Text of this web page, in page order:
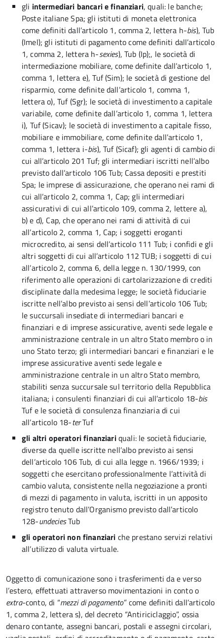
gli intermediari bancari e finanziari, quali: le banche;
Poste italiane Spa; gli istituti di moneta elettronica
come definiti dall’articolo 1, comma 2, lettera h-bis), Tub
(Imel); gli istituti di pagamento come definiti dall’articolo
1, comma 2, lettera h-sexies), Tub (Ip);, le società di
intermediazione mobiliare, come definite dall’articolo 1,
comma 1, lettera e), Tuf (Sim); le società di gestione del
risparmio, come definite dall’articolo 1, comma 1,
lettera o), Tuf (Sgr); le società di investimento a capitale
variabile, come definite dall’articolo 1, comma 1, lettera
i), Tuf (Sicav); le società di investimento a capitale fisso,
mobiliare e immobiliare, come definite dall’articolo 1,
comma 1, lettera i-bis), Tuf (Sicaf); gli agenti di cambio di
cui all’articolo 201 Tuf; gli intermediari iscritti nell’albo
previsto dall’articolo 106 Tub; Cassa depositi e prestiti
Spa; le imprese di assicurazione, che operano nei rami di
cui all’articolo 2, comma 1, Cap; gli intermediari
assicurativi di cui all’articolo 109, comma 2, lettere a),
b) e d), Cap, che operano nei rami di attività di cui
all’articolo 2, comma 1, Cap; i soggetti eroganti
microcredito, ai sensi dell’articolo 111 Tub; i confidi e gli
altri soggetti di cui all’articolo 112 TUB; i soggetti di cui
all’articolo 2, comma 6, della legge n. 130/1999, con
riferimento alle operazioni di cartolarizzazione di crediti
disciplinate dalla medesima legge; le società fiduciarie
iscritte nell’albo previsto ai sensi dell’articolo 106 Tub;
le succursali insediate di intermediari bancari e
finanziari e di imprese assicurative, aventi sede legale e
amministrazione centrale in un altro Stato membro o in
uno Stato terzo; gli intermediari bancari e finanziari e le
imprese assicurative aventi sede legale e
amministrazione centrale in un altro Stato membro,
stabiliti senza succursale sul territorio della Repubblica
italiana; i consulenti finanziari di cui all’articolo 18-bis
Tuf e le società di consulenza finanziaria di cui
all’articolo 18-terTuf
gli altri operatori finanziariquali: le società fiduciarie,
diverse da quelle iscritte nell’albo previsto ai sensi
dell’articolo 106 Tub, di cui alla legge n. 1966/1939; i
soggetti che esercitano professionalmente l’attività di
cambio valuta, consistente nella negoziazione a pronti
di mezzi di pagamento in valuta, iscritti in un apposito
registro tenuto dall’Organismo previsto dall’articolo
128-undeciesTub
gli operatori non finanziari che prestano servizi relativi
all’utilizzo di valuta virtuale.
Oggetto di comunicazione sono i trasferimenti da e verso
l’estero, effettuati attraverso movimentazioni in conto o
extra-conto, di “mezzi di pagamento” come definiti dall’articolo
1, comma 2, lettera s), del decreto “Antiriciclaggio”, ossia
denaro contante, assegni bancari, postali e assegni circolari,